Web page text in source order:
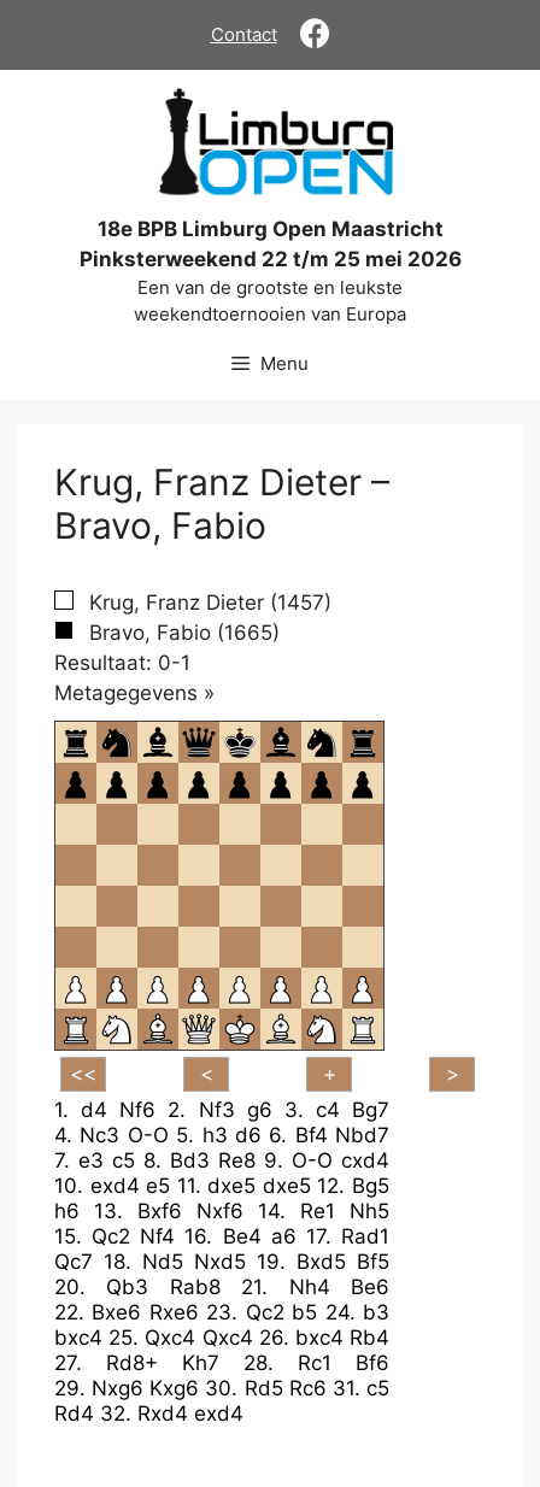
de
Contact
18e BPB Limburg Open Maastricht
Pinksterweekend 22 t/m 25 mei 2026
Een van de grootste en leukste
weekendtoernooien van Europa
Menu
Krug, Franz Dieter –
Bravo, Fabio
Krug, Franz Dieter (1457)
Bravo, Fabio (1665)
Resultaat: 0-1
Metagegevens »
om
te
openen.
1.d4 Nf6 2. Nf3 g6 3. c4 Bg7
4. Nc3 O-O 5. h3 d6 6. Bf4 Nbd7
7. e3 c5 8. Bd3 Re8 9. O-O cxd4
10. exd4 e5 11.dxe5 dxe5 12. Bg5
h6
13. Bxf6 Nxf6 14. Re1
Nh5
15. Qc2 Nf4 16. Be4 a6 17. Rad1
Qc7 18. Nd5 Nxd5 19. Bxd5 Bf5
20. Qb3 Rab8 21. Nh4
Be6
22. Bxe6 Rxe6 23. Qc2 b5 24. b3
bxc4 25. Qxc4 Qxc4 26. bxc4 Rb4
27. Rd8+ Kh7 28. Rc1
Bf6
29. Nxg6 Kxg6 30. Rd5 Rc6 31.c5
Rd4 32. Rxd4 exd4